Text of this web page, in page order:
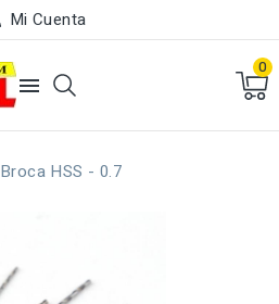
Mi Cuenta

0
Broca HSS - 0.7